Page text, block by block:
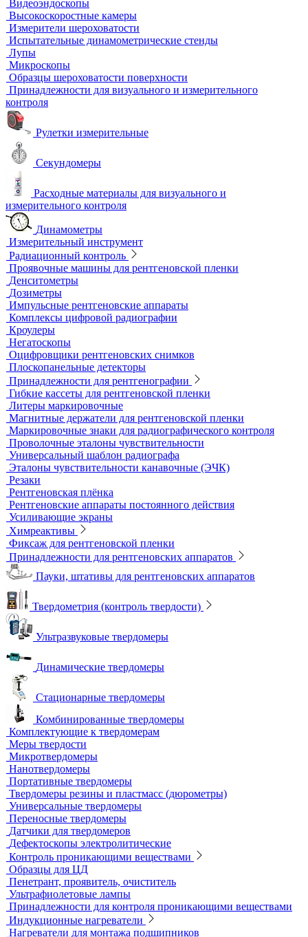
Преобразователи и аксессуары
Сканирующие устройства
Соединительные кабели
Ультразвуковой гель
Ультразвуковые расходомеры
Визуальный и измерительный контроль
ВИК
Видеоэндоскопы
Высокоскоростные камеры
Измерители шероховатости
Испытательные динамометрические стенды
Лупы
Микроскопы
Образцы шероховатости поверхности
Принадлежности для визуального и измерительного
контроля
Секундомеры
Расходные материалы для визуального и
измерительного контроля
Динамометры
Измерительный инструмент
Радиационный контроль
Проявочные машины для рентгеновской пленки
Денситометры
Дозиметры
Импульсные рентгеновские аппараты
Комплексы цифровой радиографии
Кроулеры
Негатоскопы
Оцифровщики рентгеновских снимков
Плоскопанельные детекторы
Принадлежности для рентгенографии
Гибкие кассеты для рентгеновской пленки
Литеры маркировочные
Магнитные держатели для рентгеновской пленки
Маркировочные знаки для радиографического контроля
Проволочные эталоны чувствительности
Универсальный шаблон радиографа
Эталоны чувствительности канавочные (ЭЧК)
Резаки
Рентгеновская плёнка
Рентгеновские аппараты постоянного действия
Усиливающие экраны
Химреактивы
Фиксаж для рентгеновской пленки
Пауки, штативы для рентгеновских аппаратов
Твердометрия (контроль твердости)
Ультразвуковые твердомеры
Динамические твердомеры
Стационарные твердомеры
Комбинированные твердомеры
Комплектующие к твердомерам
Меры твердости
Микротвердомеры
Нанотвердомеры
Портативные твердомеры
Твердомеры резины и пластмасс (дюрометры)
Универсальные твердомеры
Переносные твердомеры
Датчики для твердомеров
Дефектоскопы электролитические